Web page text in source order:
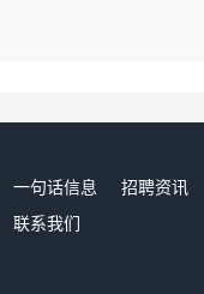
一句话信息 招聘资讯
联系我们